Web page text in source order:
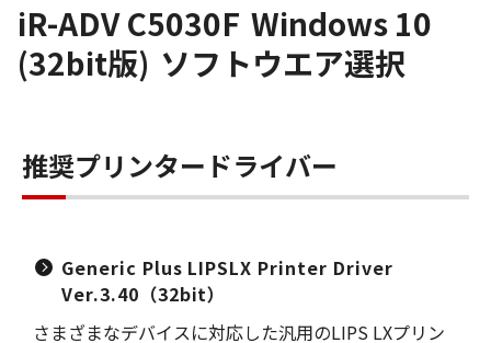
iR-ADV C5030F Windows 10
(32bit版) ソフトウエア選択
推奨プリンタードライバー
Generic Plus LIPSLX Printer Driver
Ver.3.40（32bit）
さまざまなデバイスに対応した汎用のLIPS LXプリン